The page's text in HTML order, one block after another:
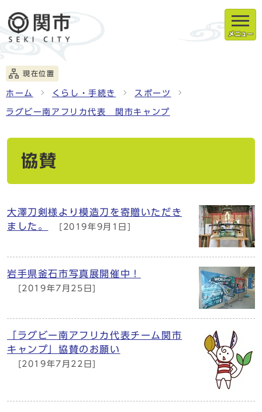
メニュー
現在位置
ホーム くらし・手続き スポーツ
ラグビー南アフリカ代表 関市キャンプ
協賛
大澤刀剣様より模造刀を寄贈いただき
ました。
[2019年9月1日]
岩手県釜石市写真展開催中！
[2019年7月25日]
「ラグビー南アフリカ代表チーム関市
キャンプ」協賛のお願い
[2019年7月22日]